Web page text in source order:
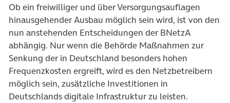
Ob ein freiwilliger und über Versorgungsauflagen
hinausgehender Ausbau möglich sein wird, ist von den
nun anstehenden Entscheidungen der BNetzA
abhängig. Nur wenn die Behörde Maßnahmen zur
Senkung der in Deutschland besonders hohen
Frequenzkosten ergreift, wird es den Netzbetreibern
möglich sein, zusätzliche Investitionen in
Deutschlands digitale Infrastruktur zu leisten.